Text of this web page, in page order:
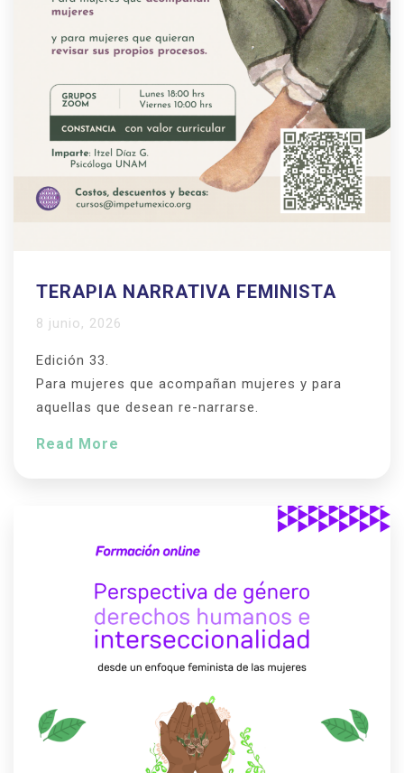
TERAPIA NARRATIVA FEMINISTA
8 junio, 2026
Edición 33.
Para mujeres que acompañan mujeres y para
aquellas que desean re-narrarse.
Read More